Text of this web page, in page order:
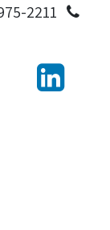
972-9-975-2211+